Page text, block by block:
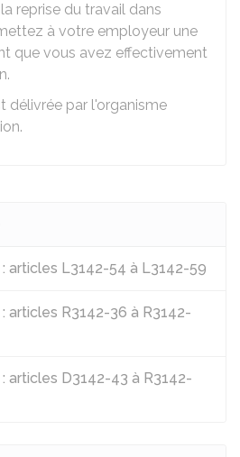
reprise du travail dans
à votre employeur une
que vous avez effectivement
délivrée par l'organisme
articles L3142-54 à L3142-59
articles R3142-36 à R3142-
articles D3142-43 à R3142-